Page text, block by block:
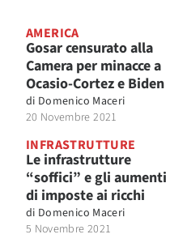
AMERICA
Gosar censurato alla
Camera per minacce a
Ocasio-Cortez e Biden
di Domenico Maceri
20 Novembre 2021
INFRASTRUTTURE
Le infrastrutture
“soffici” e gli aumenti
di imposte ai ricchi
di Domenico Maceri
5 Novembre 2021